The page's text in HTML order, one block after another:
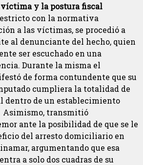
víctima y la postura fiscal
con la normativa
a las víctimas, se procedió a
al denunciante del hecho, quien
ser escuchado en una
Durante la misma el
de forma contundente que su
cumpliera la totalidad de
dentro de un establecimiento
Asimismo, transmitió
ante la posibilidad de que se le
del arresto domiciliario en
argumentando que esa
a solo dos cuadras de su